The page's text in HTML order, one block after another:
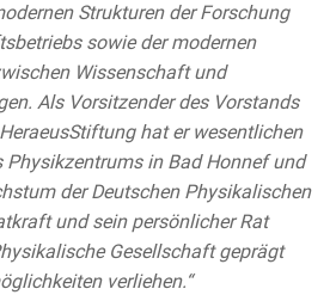
Strukturen der Forschung
sowie der modernen
Wissenschaft und
Als Vorsitzender des Vorstands
hat er wesentlichen
Physikzentrums in Bad Honnef und
der Deutschen Physikalischen
und sein persönlicher Rat
Gesellschaft geprägt
verliehen.“